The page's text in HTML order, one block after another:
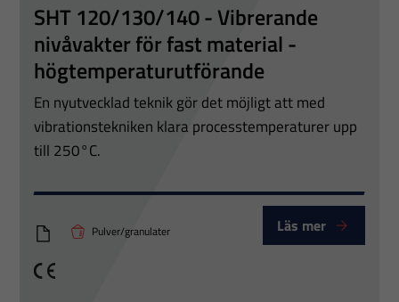
SHT 120/130/140 - Vibrerande
nivåvakter för fast material -
högtemperaturutförande
En nyutvecklad teknik gör det möjligt att med
vibrationstekniken klara processtemperaturer upp
till 250°C.
Vibrerande nivåvakt SHT120-130-140
Pulver/granulater Läs mer
CE